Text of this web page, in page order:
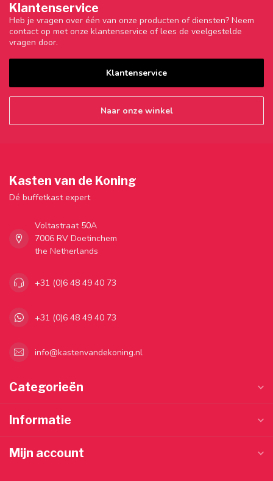
Klantenservice
Heb je vragen over één van onze producten of diensten? Neem
contact op met onze klantenservice of lees de veelgestelde
vragen door.
Klantenservice
Naar onze winkel
Kasten van de Koning
Dé buffetkast expert
Voltastraat 50A
7006 RV Doetinchem
the Netherlands
+31 (0)6 48 49 40 73
+31 (0)6 48 49 40 73
info@kastenvandekoning.nl
Categorieën
Informatie
Mijn account